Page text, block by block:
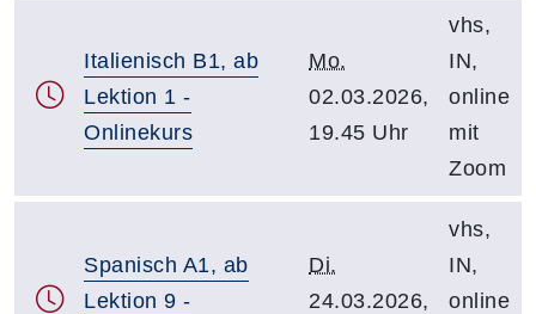
Italienisch B1, ab
Lektion 1 -
Onlinekurs
Mo.
02.03.2026,
19.45 Uhr
vhs,
IN,
online
mit
Zoom
Spanisch A1, ab
Lektion 9 -
Di.
24.03.2026,
vhs,
IN,
online